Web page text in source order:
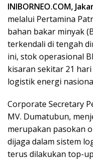
INIBORNEO.COM,
melalui Pertamina
bahan bakar minyak
terkendali di tengah
ini, stok operasional
kisaran sekitar 21
logistik energi
Corporate Secretary
MV. Dumatubun,
merupakan pasokan
dijaga dalam sistem
terus dilakukan top-